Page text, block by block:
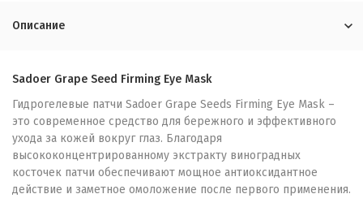
Описание
Sadoer Grape Seed Firming Eye Mask
Гидрогелевые патчи Sadoer Grape Seeds Firming Eye Mask –
это современное средство для бережного и эффективного
ухода за кожей вокруг глаз. Благодаря
высококонцентрированному экстракту виноградных
косточек патчи обеспечивают мощное антиоксидантное
действие и заметное омоложение после первого применения.